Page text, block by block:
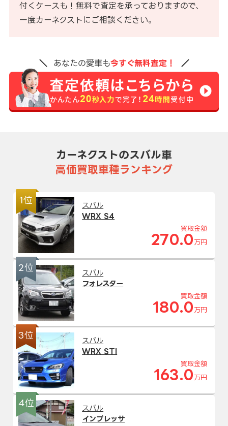
付くケースも！無料で査定を承っておりますので、
一度カーネクストにご相談ください。
あなたの愛車も今すぐ無料査定！
カーネクストのスバル車
高価買取車種ランキング
1位
スバル
WRX S4
買取金額
270.0 万円
2位
スバル
フォレスター
買取金額
180.0 万円
3位
スバル
WRX STI
買取金額
163.0 万円
4位
スバル
インプレッサ